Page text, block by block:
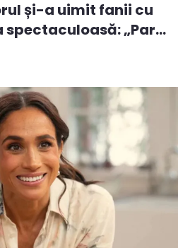
și-a uimit fanii cu
„Par